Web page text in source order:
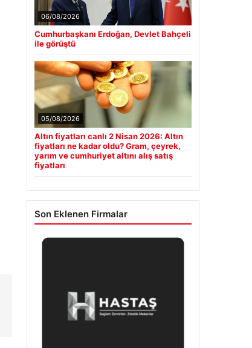
06/08/2026
Cumhurbaşkanı Erdoğan, Devlet Bahçeli
ile görüştü
05/08/2026
Altın fiyatları canlı 2 Nisan 2026: Altın
fiyatları ne kadar oldu? Gram, çeyrek,
yarım ve cumhuriyet altını alış satış
fiyatları
Son Eklenen Firmalar